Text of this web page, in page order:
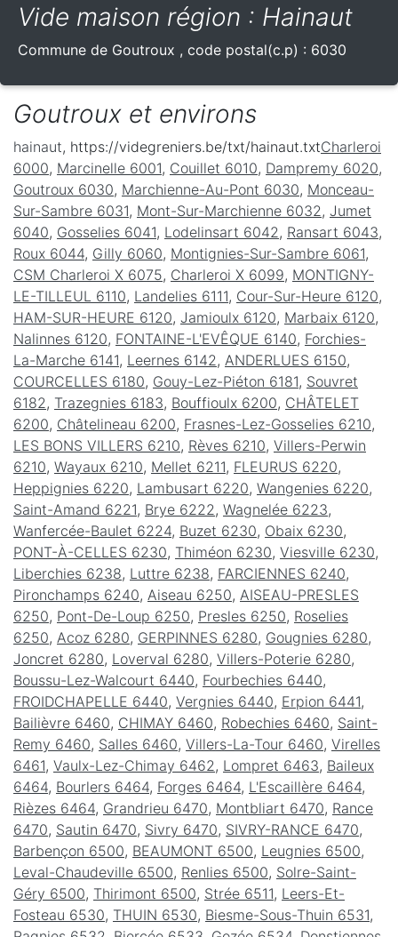
Vide maison région : Hainaut
Commune de Goutroux , code postal(c.p) : 6030
Goutroux et environs
hainaut, https://videgreniers.be/txt/hainaut.txtCharleroi
6000, Marcinelle 6001, Couillet 6010, Dampremy 6020,
Goutroux 6030, Marchienne-Au-Pont 6030, Monceau-
Sur-Sambre 6031, Mont-Sur-Marchienne 6032 , Jumet
6040, Gosselies 6041, Lodelinsart 6042 , Ransart 6043,
Roux 6044, Gilly 6060, Montignies-Sur-Sambre 6061,
CSM Charleroi X 6075, Charleroi X 6099, MONTIGNY-
LE-TILLEUL 6110, Landelies 6111, Cour-Sur-Heure 6120,
HAM-SUR-HEURE 6120, Jamioulx 6120, Marbaix 6120,
Nalinnes 6120, FONTAINE-L'EVÊQUE 6140, Forchies-
La-Marche 6141, Leernes 6142 , ANDERLUES 6150,
COURCELLES 6180, Gouy-Lez-Piéton 6181, Souvret
6182 , Trazegnies 6183, Bouffioulx 6200, CHÂTELET
6200, Châtelineau 6200, Frasnes-Lez-Gosselies 6210,
LES BONS VILLERS 6210, Rèves 6210, Villers-Perwin
6210, Wayaux 6210, Mellet 6211, FLEURUS 6220,
Heppignies 6220, Lambusart 6220, Wangenies 6220,
Saint-Amand 6221, Brye 6222 , Wagnelée 6223,
Wanfercée-Baulet 6224, Buzet 6230, Obaix 6230,
PONT-À-CELLES 6230, Thiméon 6230, Viesville 6230,
Liberchies 6238, Luttre 6238, FARCIENNES 6240,
Pironchamps 6240, Aiseau 6250, AISEAU-PRESLES
6250, Pont-De-Loup 6250, Presles 6250, Roselies
6250, Acoz 6280, GERPINNES 6280, Gougnies 6280,
Joncret 6280, Loverval 6280, Villers-Poterie 6280,
Boussu-Lez-Walcourt 6440, Fourbechies 6440,
FROIDCHAPELLE 6440, Vergnies 6440, Erpion 6441,
Bailièvre 6460, CHIMAY 6460, Robechies 6460, Saint-
Remy 6460, Salles 6460, Villers-La-Tour 6460, Virelles
6461, Vaulx-Lez-Chimay 6462 , Lompret 6463, Baileux
6464, Bourlers 6464, Forges 6464, L'Escaillère 6464,
Rièzes 6464, Grandrieu 6470, Montbliart 6470, Rance
6470, Sautin 6470, Sivry 6470, SIVRY-RANCE 6470,
Barbençon 6500, BEAUMONT 6500, Leugnies 6500,
Leval-Chaudeville 6500, Renlies 6500, Solre-Saint-
Géry 6500, Thirimont 6500, Strée 6511, Leers-Et-
Fosteau 6530, THUIN 6530, Biesme-Sous-Thuin 6531,